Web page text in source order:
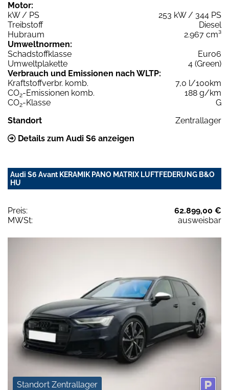
Motor:
kW / PS
253 kW / 344 PS
Treibstoff
Diesel
Hubraum
2.967 cm³
Umweltnormen:
Schadstoffklasse
Euro6
Umweltplakette
4 (Green)
Verbrauch und Emissionen nach WLTP:
Kraftstoffverbr. komb.
7,0 l/100km
CO2-Emissionen komb.
188 g/km
CO2-Klasse
G
Standort
Zentrallager
Details zum Audi S6 anzeigen
Audi S6 Avant KERAMIK PANO MATRIX LUFTFEDERUNG B&O
HU
Preis:
62.899,00 €
MWSt:
ausweisbar
Standort Zentrallager